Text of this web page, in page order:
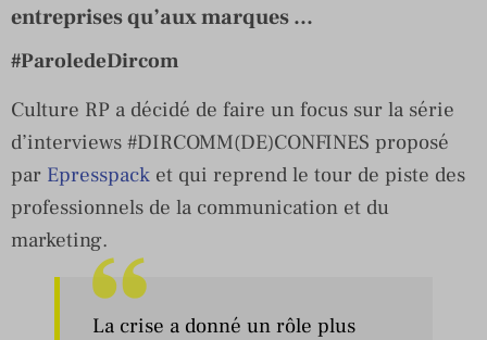
entreprises qu’aux marques ...
#ParoledeDircom
Culture RP a décidé de faire un focus sur la série
d’interviews #DIRCOMM(DE)CONFINES proposé
par Epresspack et qui reprend le tour de piste des
professionnels de la communication et du
marketing.
La crise a donné un rôle plus